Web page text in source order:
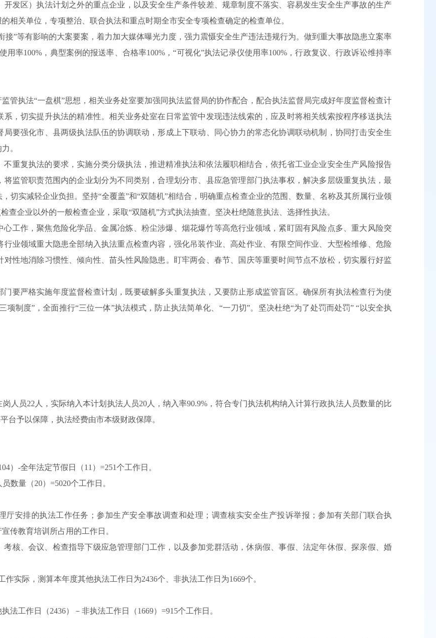
发区）执法计划之外的重点企业，以及安全生产条件较差、规章制度不落实、容易发生安全生产事故的生产
相关单位，专项整治、联合执法和重点时期全市安全专项检查确定的检查单位。
接”等有影响的大案要案，着力加大媒体曝光力度，强力震慑安全生产违法违规行为。做到重大事故隐患立案率
用率100%，典型案例的报送率、合格率100%，“可视化”执法记录仪使用率100%，行政复议、行政诉讼维持率
管执法“一盘棋”思想，相关业务处室要加强同执法监督局的协作配合，配合执法监督局完成好年度监督检查计
，切实提升执法的精准性。相关业务处室在日常监管中发现违法线索的，应及时将相关线索按程序移送执法
要强化市、县两级执法队伍的协调联动，形成上下联动、同心协力的常态化协调联动机制，协同打击安全生
。
不重复执法的要求，实施分类分级执法，推进精准执法和依法履职相结合，依托省工业企业安全生产风险报告
监管职责范围内的企业划分为不同类别，合理划分市、县应急管理部门执法事权，解决多层级重复执法，最
切实减轻企业负担。坚持“全覆盖”和“双随机”相结合，明确重点检查企业的范围、数量、名称及其所属行业领
查企业以外的一般检查企业，采取“双随机”方式执法抽查。坚决杜绝随意执法、选择性执法。
心工作，聚焦危险化学品、金属冶炼、粉尘涉爆、烟花爆竹等高危行业领域，紧盯固有风险点多、重大风险突
业领域重大隐患全部纳入执法重点检查内容，强化吊装作业、高处作业、有限空间作业、大型检维修、危险
性地消除习惯性、倾向性、苗头性风险隐患。盯牢两会、春节、国庆等重要时间节点不放松，切实履行好监
门要严格实施年度监督检查计划，既要破解多头重复执法，又要防止形成监管盲区。确保所有执法检查行为使
制度”，全面推行“三位一体”执法模式，防止执法简单化、“一刀切”。坚决杜绝“为了处罚而处罚” “以安全执
人员22人，实际纳入本计划执法人员20人，纳入率90.9%，符合专门执法机构纳入计算行政执法人员数量的比
台予以保障，执法经费由市本级财政保障。
）-全年法定节假日（11）=251个工作日。
数量（20）=5020个工作日。
厅安排的执法工作任务；参加生产安全事故调查和处理；调查核实安全生产投诉举报；参加有关部门联合执
传教育培训所占用的工作日。
核、会议、检查指导下级应急管理部门工作，以及参加党群活动，休病假、事假、法定年休假、探亲假、婚
实际，测算本年度其他执法工作日为2436个、非执法工作日为1669个。
法工作日（2436）－非执法工作日（1669）=915个工作日。